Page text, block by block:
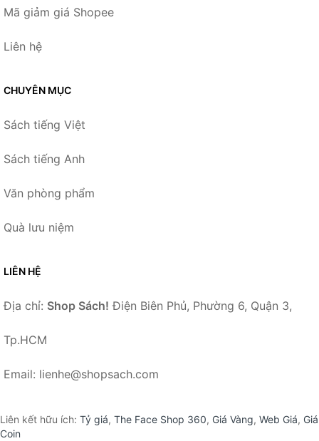
Mã giảm giá Shopee
Liên hệ
CHUYÊN MỤC
Sách tiếng Việt
Sách tiếng Anh
Văn phòng phẩm
Quà lưu niệm
LIÊN HỆ
Địa chỉ: Shop Sách! Điện Biên Phủ, Phường 6, Quận 3,
Tp.HCM
Email: lienhe@shopsach.com
Liên kết hữu ích: Tỷ giá, The Face Shop 360, Giá Vàng, Web Giá, Giá
Coin